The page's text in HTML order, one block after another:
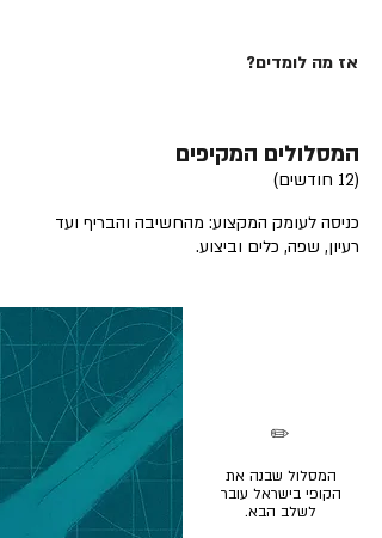
אז מה לומדים?
המסלולים המקיפים
(12 חודשים)
כניסה לעומק המקצוע: מהחשיבה והבריף ועד
רעיון, שפה, כלים וביצוע.
המסלול שבנה את
הקופי בישראל עובר
לשלב הבא.
✏️